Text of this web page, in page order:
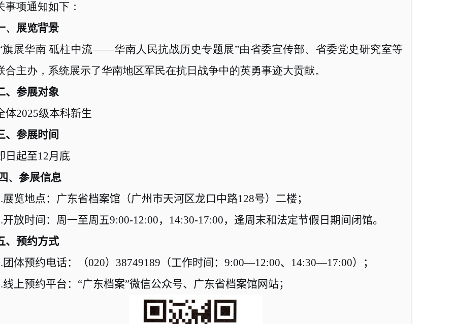
事项通知如下：
、展览背景
旗展华南 砥柱中流——华南人民抗战历史专题展”由省委宣传部、省委党史研究室等
合主办，系统展示了华南地区军民在抗日战争中的英勇事迹大贡献。
、参展对象
体2025级本科新生
、参展时间
日起至12月底
四、参展信息
展览地点：广东省档案馆（广州市天河区龙口中路128号）二楼；
开放时间：周一至周五9:00-12:00， 14:30-17:00，逢周末和法定节假日期间闭馆。
、预约方式
团体预约电话：（020） 38749189 （工作时间：9:00—12:00、 14:30—17:00）；
线上预约平台：“广东档案”微信公众号、广东省档案馆网站；